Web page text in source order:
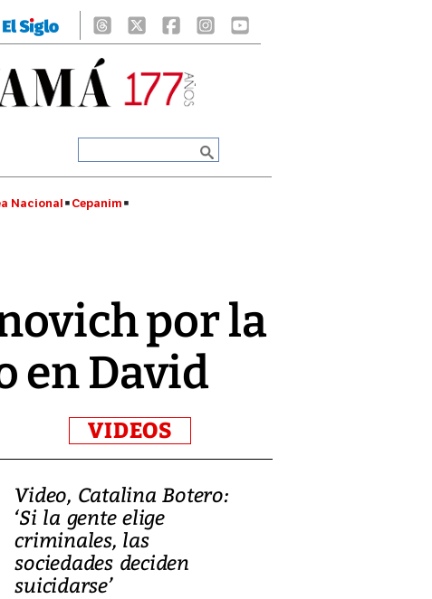
Nacional Cepanim
por la
en David
VIDEOS
Video, Catalina Botero:
‘Si la gente elige
criminales, las
sociedades deciden
suicidarse’